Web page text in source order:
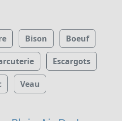
Bison Boeuf
Escargots
Veau